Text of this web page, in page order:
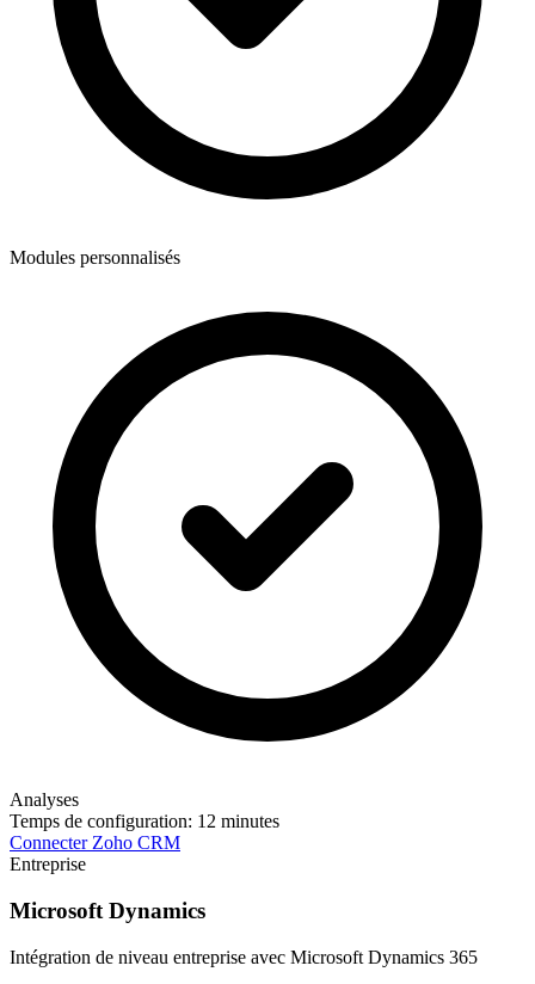
Modules personnalisés
Analyses
Temps de configuration: 12 minutes
Connecter Zoho CRM
Entreprise
Microsoft Dynamics
Intégration de niveau entreprise avec Microsoft Dynamics 365